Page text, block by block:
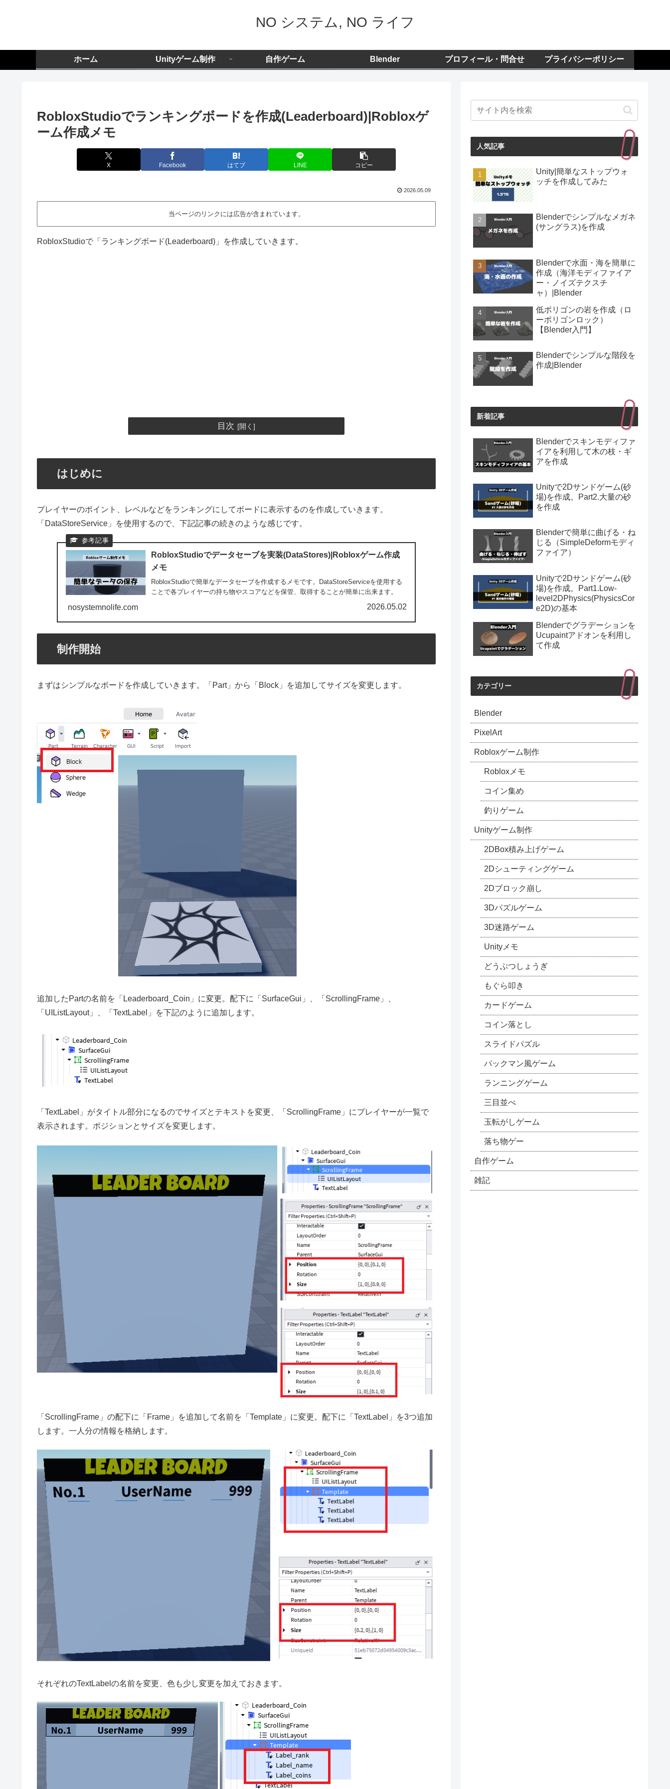
NO システム, NO ライフ
ホーム Unityゲーム制作 自作ゲーム Blender プロフィール・問合せ プライバシーポリシー
RobloxStudioでランキングボードを作成(Leaderboard)|Robloxゲ
ーム作成メモ
X Facebook はてブ LINE コピー
2026.05.09
当ページのリンクには広告が含まれています。
RobloxStudioで「ランキングボード(Leaderboard)」を作成していきます。
目次
はじめに
プレイヤーのポイント、レベルなどをランキングにしてボードに表示するのを作成していきます。
「DataStoreService」を使用するので、下記記事の続きのような感じです。
RobloxStudioでデータセーブを実装(DataStores)|Robloxゲーム作成
メモ
RobloxStudioで簡単なデータセーブを作成するメモです。DataStoreServiceを使用する
ことで各プレイヤーの持ち物やスコアなどを保管、取得することが簡単に出来ます。
nosystemnolife.com 2026.05.02
制作開始
まずはシンプルなボードを作成していきます。「Part」から「Block」を追加してサイズを変更します。
追加したPartの名前を「Leaderboard_Coin」に変更。配下に「SurfaceGui」、「ScrollingFrame」、
「UIListLayout」、「TextLabel」を下記のように追加します。
「TextLabel」がタイトル部分になるのでサイズとテキストを変更、「ScrollingFrame」にプレイヤーが一覧で
表示されます。ポジションとサイズを変更します。
「ScrollingFrame」の配下に「Frame」を追加して名前を「Template」に変更。配下に「TextLabel」を3つ追加
します。一人分の情報を格納します。
それぞれのTextLabelの名前を変更、色も少し変更を加えておきます。
人気記事
Unity|簡単なストップウォ
ッチを作成してみた
Blenderでシンプルなメガネ
(サングラス)を作成
Blenderで水面・海を簡単に
作成（海洋モディファイア
ー・ノイズテクスチ
ャ）|Blender
低ポリゴンの岩を作成（ロ
ーポリゴンロック）
【Blender入門】
Blenderでシンプルな階段を
作成|Blender
新着記事
Blenderでスキンモディファ
イアを利用して木の枝・ギ
アを作成
Unityで2Dサンドゲーム(砂
場)を作成。Part2.大量の砂
を作成
Blenderで簡単に曲げる・ね
じる（SimpleDeformモディ
ファイア）
Unityで2Dサンドゲーム(砂
場)を作成。Part1.Low-
level2DPhysics(PhysicsCor
e2D)の基本
Blenderでグラデーションを
Ucupaintアドオンを利用し
て作成
カテゴリー
Blender
PixelArt
Robloxゲーム制作
Robloxメモ
コイン集め
釣りゲーム
Unityゲーム制作
2DBox積み上げゲーム
2Dシューティングゲーム
2Dブロック崩し
3Dパズルゲーム
3D迷路ゲーム
Unityメモ
どうぶつしょうぎ
もぐら叩き
カードゲーム
コイン落とし
スライドパズル
パックマン風ゲーム
ランニングゲーム
三目並べ
玉転がしゲーム
落ち物ゲー
自作ゲーム
雑記